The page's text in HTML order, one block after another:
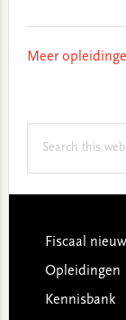
Meer
Footer
Fiscaal
Opleidingen
Kennisbank